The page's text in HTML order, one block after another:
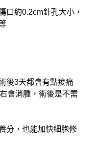
口約0.2cm針孔大小，
後3天都會有點痠痛
會消腫，術後是不需
分，也能加快細胞修